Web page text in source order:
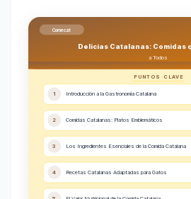
Comecat
Delicias Catalanas: Comidas
a Todos
PUNTOS CLAVE
1 Introducción a la Gastronomía Catalana
2 Comidas Catalanas: Platos Emblemáticos
3 Los Ingredientes Esenciales de la Comida Catalana
4 Recetas Catalanas Adaptadas para Gatos